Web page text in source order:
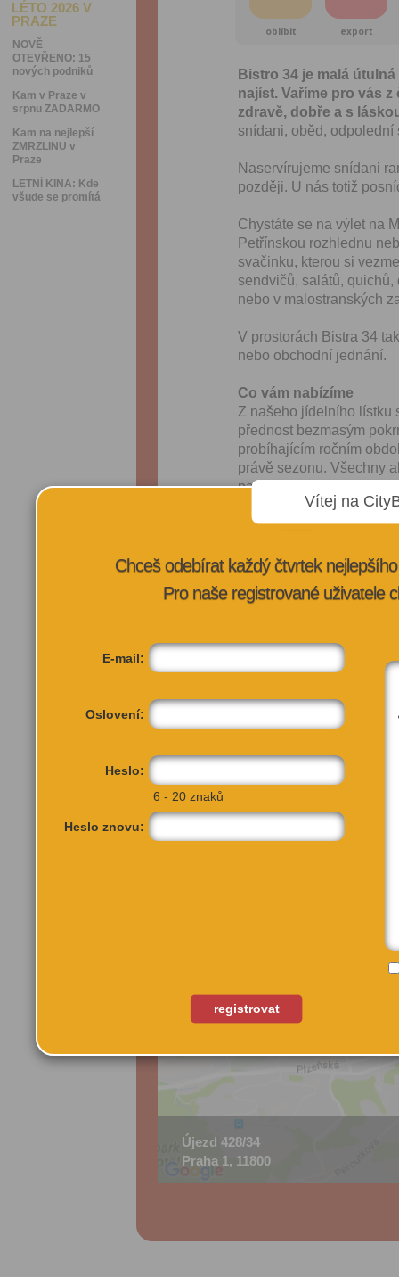
LÉTO 2026 V
PRAZE
NOVĚ
OTEVŘENO: 15
nových podniků
Kam v Praze v
srpnu ZADARMO
Kam na nejlepší
ZMRZLINU v
Praze
LETNÍ KINA: Kde
všude se promítá
oblíbit export
Bistro 34 je malá
najíst. Vaříme pro vás
zdravě, dobře a s
snídani, oběd, odpolední
Naservírujeme snídani
později. U nás totiž
Chystáte se na výlet na
Petřínskou rozhlednu
svačinku, kterou si
sendvičů, salátů,
nebo v malostranských
V prostorách Bistra 34
nebo obchodní jednání.
Co vám nabízíme
Z našeho jídelního lístku
přednost bezmasým
probíhajícím ročním
právě sezonu. Všechny
pak najdete své oblíbené
Újezd 428/34
Praha 1, 11800
Vítej na
Chceš odebírat každý čtvrtek
Pro naše registrované uživatele
E-mail:
Oslovení:
Heslo:
6 - 20 znaků
Heslo znovu:
registrovat